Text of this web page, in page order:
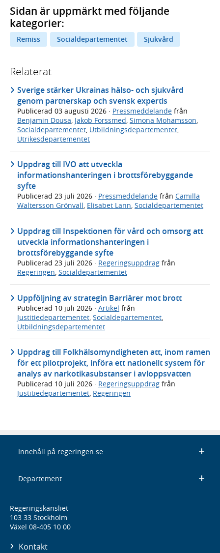
Sidan är uppmärkt med följande
kategorier:
Remiss Socialdepartementet Sjukvård
Relaterat
Sverige stärker Ukrainas hälso- och sjukvård
genom partnerskap och svensk expertis
Publicerad 03 augusti 2026 · Pressmeddelande från
Benjamin Dousa Jakob Forssmed Simona Mohamsson
Socialdepartementet Utbildningsdepartementet
Utrikesdepartementet
Uppdrag till IVO att utveckla
informationshanteringen i brottsförebyggande
syfte
Publicerad 23 juli 2026 · Pressmeddelande från Camilla
Waltersson Grönvall, Elisabet Lann, Socialdepartementet
Uppdrag till Inspektionen för vård och omsorg att
utveckla informationshanteringen i
brottsförebyggande syfte
Publicerad 23 juli 2026 · Regeringsuppdrag från
Regeringen, Socialdepartementet
Uppföljning av strategin Barriärer mot brott
Publicerad 10 juli 2026 · Artikel från
Justitiedepartementet Socialdepartementet
Utbildningsdepartementet
Uppdrag till Folkhälsomyndigheten att, inom ramen
för ett pilotprojekt, införa ett nationellt system för
analys av narkotikasubstanser i avloppsvatten
Publicerad 10 juli 2026 · Regeringsuppdrag från
Justitiedepartementet, Regeringen
Innehåll på regeringen.se
Departement
Regeringskansliet
103 33 Stockholm
Växel 08-405 10 00
Kontakt